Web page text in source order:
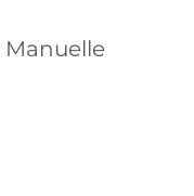
Manuelle